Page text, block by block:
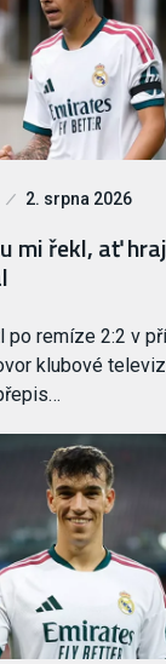
2. srpna 2026
mi řekl, ať
remíze 2:2 v
klubové